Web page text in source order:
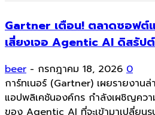
Gartner เตือน! ตลาดซอฟต์
เสี่ยงเจอ Agentic AI ดิสรัปต์
beer - กรกฎาคม 18, 2026 0
การ์ทเนอร์ (Gartner) เผยรายงาน
แอปพลิเคชันองค์กร กำลังเผชิญคว
ของ Agentic AI ที่จะเข้ามาเปลี่ยน